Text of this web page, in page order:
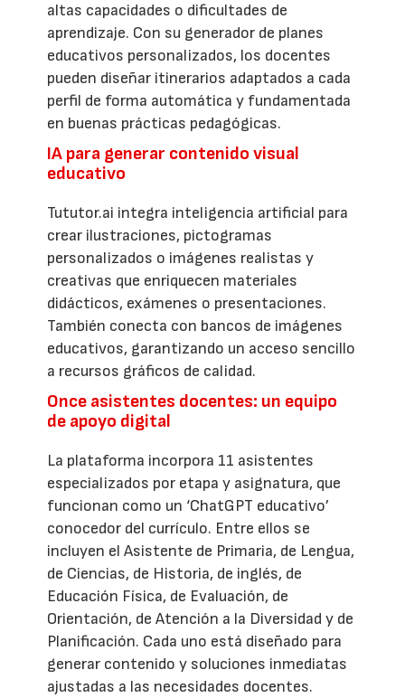
altas capacidades o dificultades de
aprendizaje. Con su generador de planes
educativos personalizados, los docentes
pueden diseñar itinerarios adaptados a cada
perfil de forma automática y fundamentada
en buenas prácticas pedagógicas.
IA para generar contenido visual
educativo
Tututor.ai integra inteligencia artificial para
crear ilustraciones, pictogramas
personalizados o imágenes realistas y
creativas que enriquecen materiales
didácticos, exámenes o presentaciones.
También conecta con bancos de imágenes
educativos, garantizando un acceso sencillo
a recursos gráficos de calidad.
Once asistentes docentes: un equipo
de apoyo digital
La plataforma incorpora 11 asistentes
especializados por etapa y asignatura, que
funcionan como un ‘ChatGPT educativo’
conocedor del currículo. Entre ellos se
incluyen el Asistente de Primaria, de Lengua,
de Ciencias, de Historia, de inglés, de
Educación Física, de Evaluación, de
Orientación, de Atención a la Diversidad y de
Planificación. Cada uno está diseñado para
generar contenido y soluciones inmediatas
ajustadas a las necesidades docentes.